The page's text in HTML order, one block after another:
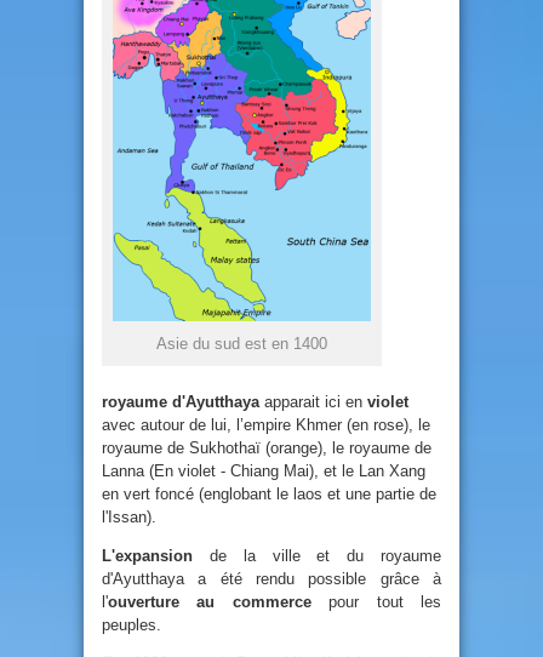
Asie du sud est en 1400
royaume d'Ayutthayaapparait ici en violet
avec autour de lui, l’empire Khmer (en rose), le
royaume de Sukhothaï (orange), le royaume de
Lanna (En violet - Chiang Mai), et le Lan Xang
en vert foncé (englobant le laos et une partie de
l'Issan).
L'expansion de la ville et du royaume
d'Ayutthaya a été rendu possible grâce à
l'ouverture au commercepour tout les
peuples.